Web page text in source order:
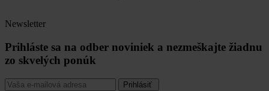
Newsletter
Prihláste sa na odber noviniek a nezmeškajte žiadnu
zo skvelých ponúk
Prihlásiť